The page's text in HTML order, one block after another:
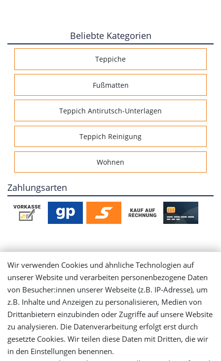
Beliebte Kategorien
Teppiche
Fußmatten
Teppich Antirutsch-Unterlagen
Teppich Reinigung
Wohnen
Zahlungsarten
Mein Konto
Login
Registrieren
Versandinformationen
Wir verwenden Cookies und ähnliche Technologien auf
unserer Website und verarbeiten personenbezogene Daten
von Besucher:innen unserer Webseite (z.B. IP-Adresse), um
z.B. Inhalte und Anzeigen zu personalisieren, Medien von
Drittanbietern einzubinden oder Zugriffe auf unsere Website
zu analysieren. Die Datenverarbeitung erfolgt erst durch
gesetzte Cookies. Wir teilen diese Daten mit Dritten, die wir
in den Einstellungen benennen.